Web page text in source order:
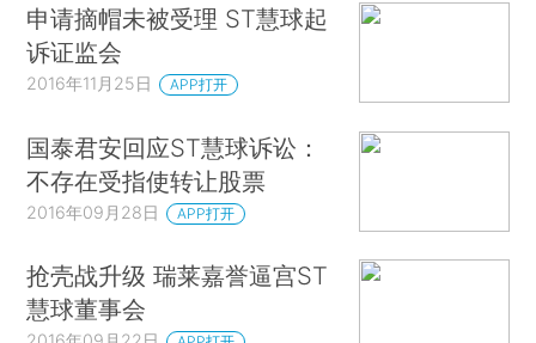
申请摘帽未被受理 ST慧球起
诉证监会
2016年11月25日 APP打开
国泰君安回应ST慧球诉讼：
不存在受指使转让股票
2016年09月28日 APP打开
抢壳战升级 瑞莱嘉誉逼宫ST
慧球董事会